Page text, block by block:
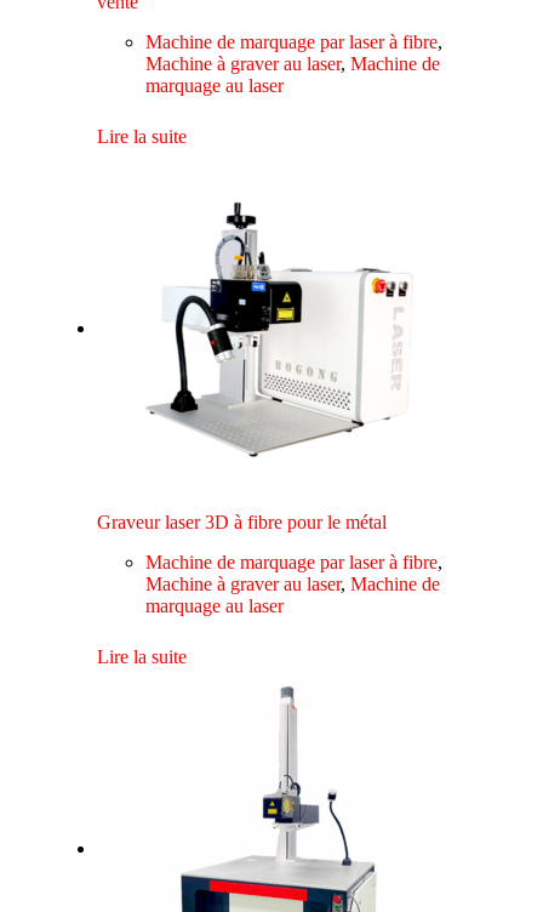
Machine de marquage par laser à fibre,
Machine à graver au laser,Machine de
marquage au laser
Lire la suite
Graveur laser 3D à fibre pour le métal
Machine de marquage par laser à fibre,
Machine à graver au laser,Machine de
marquage au laser
Lire la suite